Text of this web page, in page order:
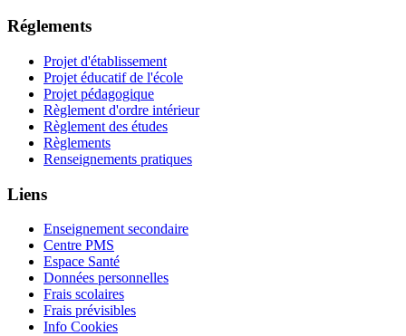
Réglements
Projet d'établissement
Projet éducatif de l'école
Projet pédagogique
Règlement d'ordre intérieur
Règlement des études
Règlements
Renseignements pratiques
Liens
Enseignement secondaire
Centre PMS
Espace Santé
Données personnelles
Frais scolaires
Frais prévisibles
Info Cookies